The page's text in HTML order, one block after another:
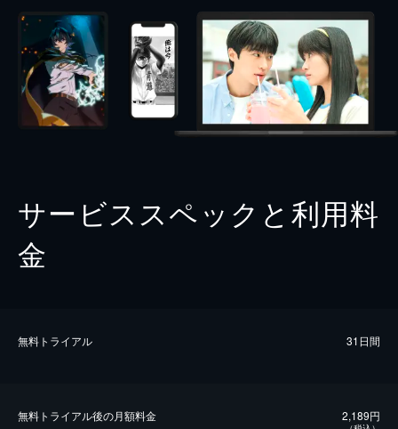
サービススペックと利用料
金
無料トライアル 31日間
無料トライアル後の⽉額料金 2,189円